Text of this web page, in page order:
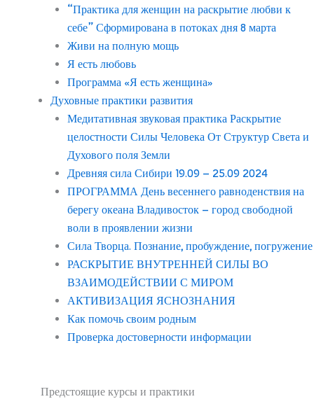
“Практика для женщин на раскрытие любви к
себе” Сформирована в потоках дня 8 марта
Живи на полную мощь
Я есть любовь
Программа «Я есть женщина»
Духовные практики развития
Медитативная звуковая практика Раскрытие
целостности Силы Человека От Структур Света и
Духового поля Земли
Древняя сила Сибири 19.09 – 25.09 2024
ПРОГРАММА День весеннего равноденствия на
берегу океана Владивосток – город свободной
воли в проявлении жизни
Сила Творца. Познание, пробуждение, погружение
РАСКРЫТИЕ ВНУТРЕННЕЙ СИЛЫ ВО
ВЗАИМОДЕЙСТВИИ С МИРОМ
АКТИВИЗАЦИЯ ЯСНОЗНАНИЯ
Как помочь своим родным
Проверка достоверности информации
Предстоящие курсы и практики